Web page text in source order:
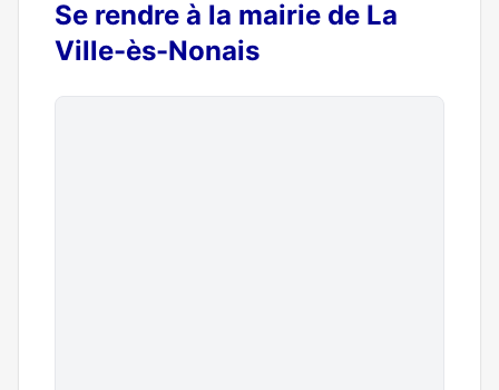
Se rendre à la mairie de La
Ville-ès-Nonais